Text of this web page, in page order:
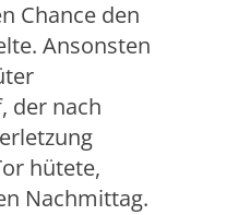
Chance den
Ansonsten
der nach
hütete,
Nachmittag.